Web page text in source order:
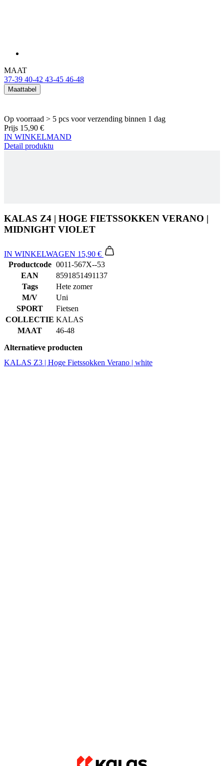
Op voorraad > 5 pcsvoor verzending binnen 1 dag
Prijs15,90 €
IN WINKELMAND
Productcode
0011-567X--53
EAN
8591851491137
M/V
Uni
SPORT
Fietsen
COLLECTIE
KALAS
MAAT
46-48
Alternatieve producten
KALAS Z3 | Hoge Fietssokken Verano | white